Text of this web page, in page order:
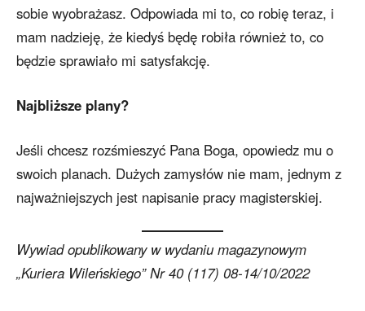
sobie wyobrażasz. Odpowiada mi to, co robię teraz, i
mam nadzieję, że kiedyś będę robiła również to, co
będzie sprawiało mi satysfakcję.
Najbliższe plany?
Jeśli chcesz rozśmieszyć Pana Boga, opowiedz mu o
swoich planach. Dużych zamysłów nie mam, jednym z
najważniejszych jest napisanie pracy magisterskiej.
Wywiad opublikowany w wydaniu magazynowym
„Kuriera Wileńskiego” Nr 40 (117) 08-14/10/2022